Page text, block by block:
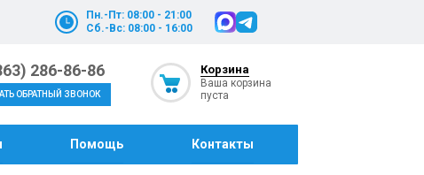
Пн.-Пт: 08:00 - 21:00
Сб.-Вс: 08:00 - 16:00
286-86-86
ОБРАТНЫЙ ЗВОНОК
Корзина
Ваша корзина
пуста
Помощь Контакты